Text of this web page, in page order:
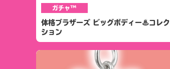
ガチャ™
体格ブラザーズ ビッグボディー♨コレク
ション